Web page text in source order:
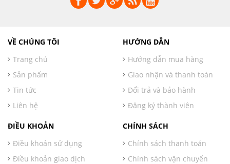
VỀ CHÚNG TÔI
Trang chủ
Sản phẩm
Tin tức
Liên hệ
HƯỚNG DẪN
Hướng dẫn mua hàng
Giao nhận và thanh toán
Đổi trả và bảo hành
Đăng ký thành viên
ĐIỀU KHOẢN
Điều khoản sử dụng
Điều khoản giao dịch
CHÍNH SÁCH
Chính sách thanh toán
Chính sách vận chuyển